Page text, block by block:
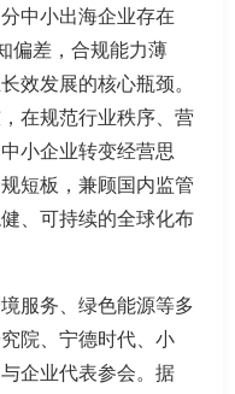
中小出海企业存在
偏差，合规能力薄
效发展的核心瓶颈。
在规范行业秩序、营
小企业转变经营思
短板，兼顾国内监管
、可持续的全球化布
服务、绿色能源等多
院、宁德时代、小
企业代表参会。据